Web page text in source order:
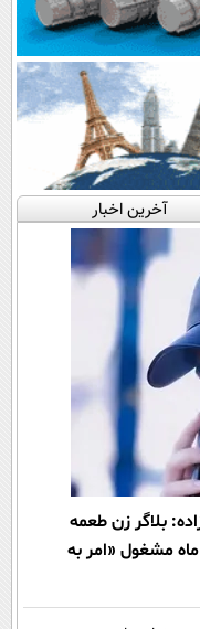
آخرین اخبار
بلاگر زن طعمه
کشاندن مداح به قرار مرگ/ رجب زاده 6 ماه مشغول «امر به